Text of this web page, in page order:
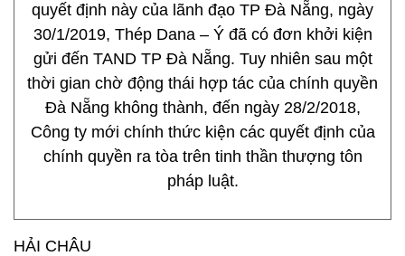
quyết định này của lãnh đạo TP Đà Nẵng, ngày
30/1/2019, Thép Dana – Ý đã có đơn khởi kiện
gửi đến TAND TP Đà Nẵng. Tuy nhiên sau một
thời gian chờ động thái hợp tác của chính quyền
Đà Nẵng không thành, đến ngày 28/2/2018,
Công ty mới chính thức kiện các quyết định của
chính quyền ra tòa trên tinh thần thượng tôn
pháp luật.
HẢI CHÂU